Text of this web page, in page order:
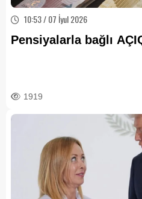
10:53 / 07 İyul 2026
Pensiyalarla bağlı
1919